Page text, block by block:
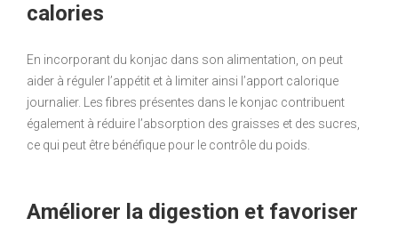
calories
En incorporant du konjac dans son alimentation, on peut
aider à réguler l’appétit et à limiter ainsi l’apport calorique
journalier. Les fibres présentes dans le konjac contribuent
également à réduire l’absorption des graisses et des sucres,
ce qui peut être bénéfique pour le contrôle du poids.
Améliorer la digestion et favoriser